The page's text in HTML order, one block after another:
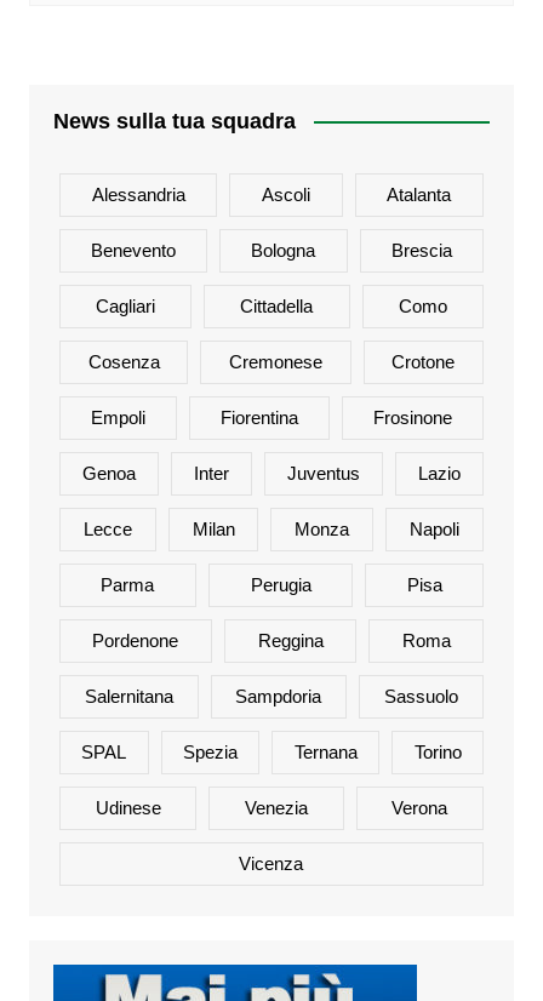
News sulla tua squadra
Alessandria Ascoli Atalanta
Benevento Bologna Brescia
Cagliari Cittadella Como
Cosenza Cremonese Crotone
Empoli Fiorentina Frosinone
Genoa Inter Juventus Lazio
Lecce Milan Monza Napoli
Parma Perugia Pisa
Pordenone Reggina Roma
Salernitana Sampdoria Sassuolo
SPAL Spezia Ternana Torino
Udinese Venezia Verona
Vicenza